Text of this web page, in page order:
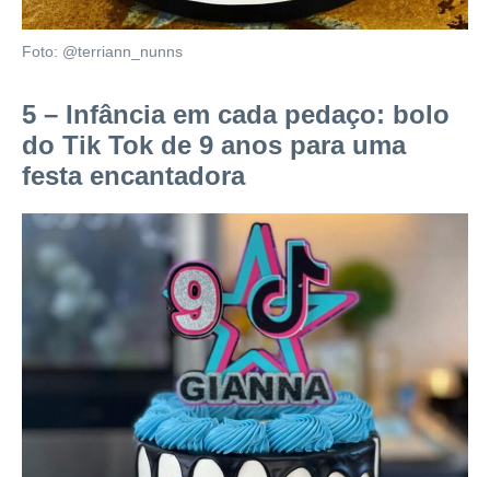
Foto: @terriann_nunns
5 – Infância em cada pedaço: bolo
do Tik Tok de 9 anos para uma
festa encantadora